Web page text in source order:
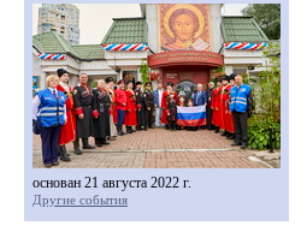
основан 21 августа 2022 г.
Другие события